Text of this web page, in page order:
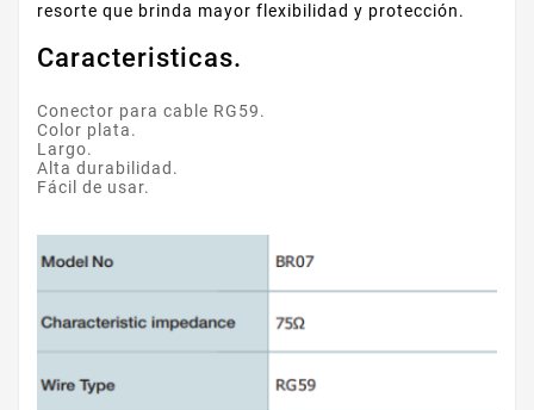
resorte que brinda mayor flexibilidad y protección.
Caracteristicas.
Conector para cable RG59.
Color plata.
Largo.
Alta durabilidad.
Fácil de usar.